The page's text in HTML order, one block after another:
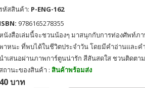
หัสสินค้า: P-ENG-162
ISBN: 9786165278355
นังสือเล่มนี้จะชวนน้องๆ มาสนุกกับการท่องศัพท์ภ
าหนะ ที่พบได้ในชีวิตประจำวัน โดยมีคำอ่านและ
ำเสนอผ่านภาพการ์ตูนน่ารัก สีสันสดใส ชวนติดตาม
สถานะของสินค้า : สินค้าพร้อมส่ง
40 บาท